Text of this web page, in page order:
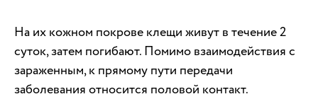
На их кожном покрове клещи живут в течение 2
суток, затем погибают. Помимо взаимодействия с
зараженным, к прямому пути передачи
заболевания относится половой контакт.